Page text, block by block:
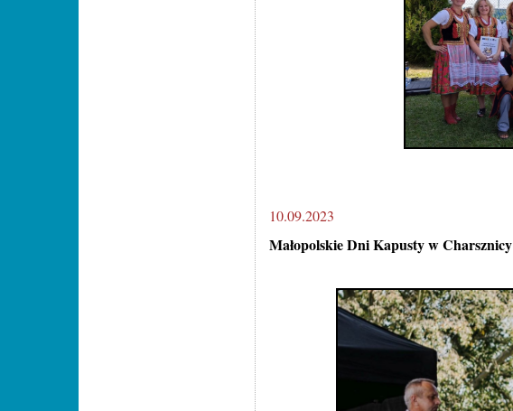
10.09.2023
Małopolskie Dni Kapusty w Charsznicy